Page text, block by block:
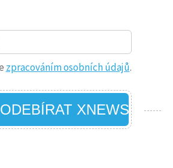
zpracováním osobních údajů.
XNEWS